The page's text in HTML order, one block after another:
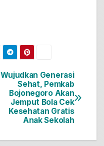
Wujudkan Generasi
Sehat, Pemkab
Bojonegoro Akan
Jemput Bola Cek
Kesehatan Gratis
Anak Sekolah